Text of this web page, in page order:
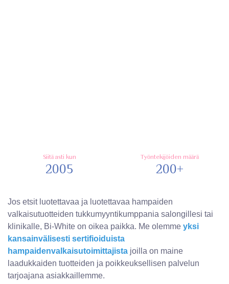
Siitä asti kun
2005
Työntekijöiden määrä
200+
Jos etsit luotettavaa ja luotettavaa hampaiden
valkaisutuotteiden tukkumyyntikumppania salongillesi tai
klinikalle, Bi-White on oikea paikka. Me olemme yksi
kansainvälisesti sertifioiduista
hampaidenvalkaisutoimittajista joilla on maine
laadukkaiden tuotteiden ja poikkeuksellisen palvelun
tarjoajana asiakkaillemme.